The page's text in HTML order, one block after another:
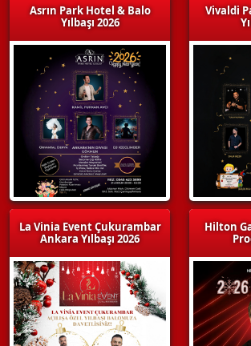
Asrın Park Hotel & Balo
Yılbaşı 2026
La Vinia Event Çukurambar
Ankara Yılbaşı 2026
Vivaldi
Hilton